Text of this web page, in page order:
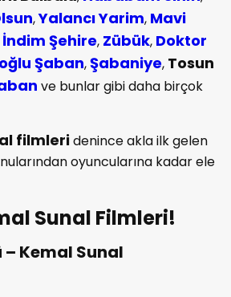
,Yalancı Yarim, Mavi
Şehire, Zübük, Doktor
Şaban,Şabaniye, Tosun
ve bunlar gibi daha birçok
filmleridenince akla ilk gelen
oyuncularına kadar ele
Sunal Filmleri!
– Kemal Sunal